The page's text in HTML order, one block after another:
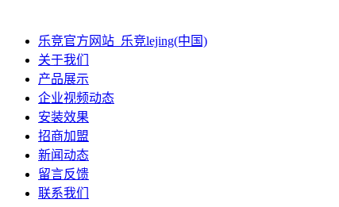
乐竞官方网站_乐竞lejing(中国)
关于我们
产品展示
企业视频动态
安装效果
招商加盟
新闻动态
留言反馈
联系我们